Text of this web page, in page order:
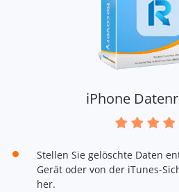
iPhone
Stellen Sie gelöschte Daten
Gerät oder von der iTunes-
her.